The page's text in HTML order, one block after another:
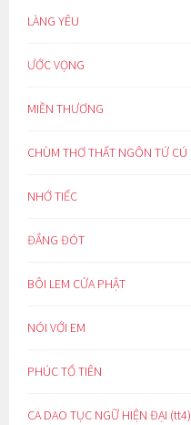
LÀNG YÊU
ƯỚC VỌNG
MIỀN THƯƠNG
CHÙM THƠ THẤT NGÔN TỨ CÚ
NHỚ TIẾC
ĐẮNG ĐÓT
BÔI LEM CỬA PHẬT
NÓI VỚI EM
PHÚC TỔ TIÊN
CA DAO TỤC NGỮ HIỆN ĐẠI (tt4)